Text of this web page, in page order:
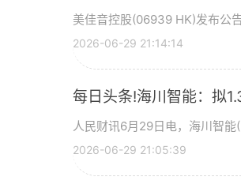
美佳音控股(06939 HK)发布公
2026-06-29 21:14:14
每日头条!海川智能：拟
人民财讯6月29日电，海川智
2026-06-29 21:05:39